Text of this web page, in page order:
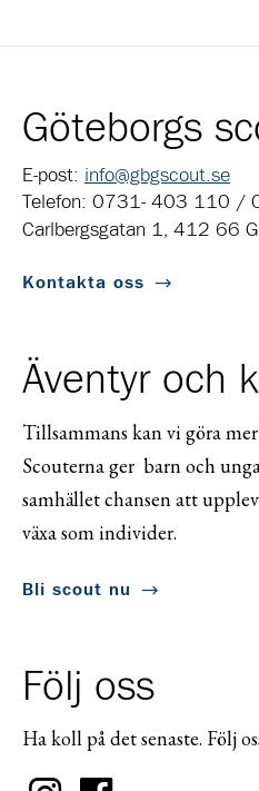
Göteborgs
E-post: info@gbgscout.se
Telefon: 0731- 403 110 /
Carlbergsgatan 1, 412 66
Kontakta oss
Äventyr och
Tillsammans kan vi göra
Scouterna ger barn och
samhället chansen att
växa som individer.
Bli scout nu
Följ oss
Ha koll på det senaste. Följ